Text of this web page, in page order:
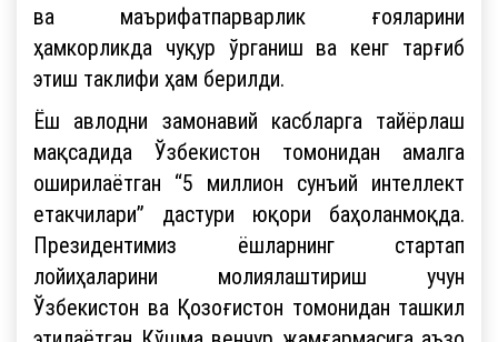
ва маърифатпарварлик ғояларини
ҳамкорликда чуқур ўрганиш ва кенг тарғиб
этиш таклифи ҳам берилди.
Ёш авлодни замонавий касбларга тайёрлаш
мақсадида Ўзбекистон томонидан амалга
оширилаётган “5 миллион сунъий интеллект
етакчилари” дастури юқори баҳоланмоқда.
Президентимиз ёшларнинг стартап
лойиҳаларини молиялаштириш учун
Ўзбекистон ва Қозоғистон томонидан ташкил